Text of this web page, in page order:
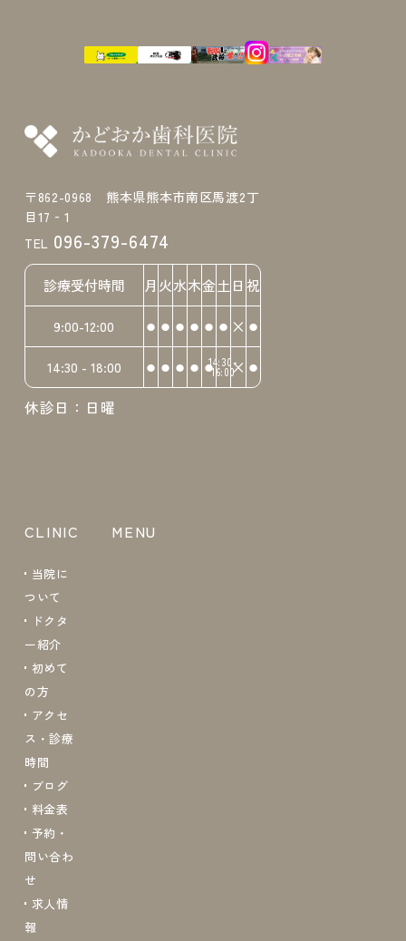
〒862-0968 熊本県熊本市南区馬渡2丁
目17‐1
TEL 096-379-6474
診療受付時間 月 火水木金土 日 祝
9:00-12:00 ⚫︎ ⚫︎ ⚫︎ ⚫︎ ⚫︎ ⚫︎ × ⚫︎
14:30 - 18:00 ⚫︎ ⚫︎ ⚫︎ ⚫︎ ⚫︎14:30-
16:00× ⚫︎
休診日：日曜
CLINIC
当院に
ついて
ドクタ
ー紹介
初めて
の方
アクセ
ス・診療
時間
ブログ
料金表
予約・
問い合わ
せ
求人情
報
MENU